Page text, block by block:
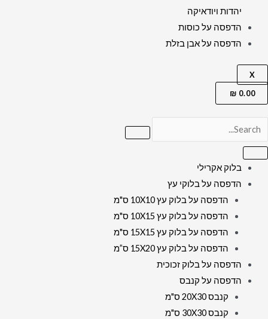
יהדות ויודאיקה
הדפסה על כוסות
הדפסה על אבן בזלת
X
0.00
₪
בלוק אקרילי
הדפסה על בלוקי עץ
הדפסה על בלוק עץ 10X10 ס"מ
הדפסה על בלוק עץ 10X15 ס"מ
הדפסה על בלוק עץ 15X15 ס"מ
הדפסה על בלוק עץ 15X20 ס”מ
הדפסה על בלוק זכוכית
הדפסה על קנבס
קנבס 20X30 ס"מ
קנבס 30X30 ס"מ